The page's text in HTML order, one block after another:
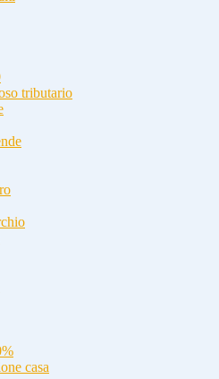
tributario
casa